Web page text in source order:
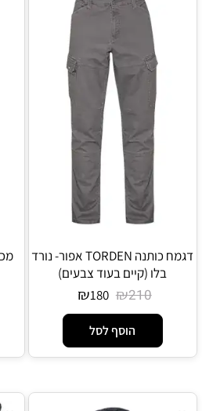
דגמח כותנה TORDEN אפור- נורד
בלו (קיים בעוד צבעים)
₪210
₪180
הוסף לסל